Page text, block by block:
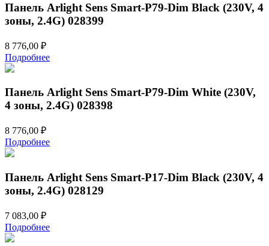
Панель Arlight Sens Smart-P79-Dim Black (230V, 4
зоны, 2.4G) 028399
8 776,00 ₽
Подробнее
Панель Arlight Sens Smart-P79-Dim White (230V,
4 зоны, 2.4G) 028398
8 776,00 ₽
Подробнее
Панель Arlight Sens Smart-P17-Dim Black (230V, 4
зоны, 2.4G) 028129
7 083,00 ₽
Подробнее